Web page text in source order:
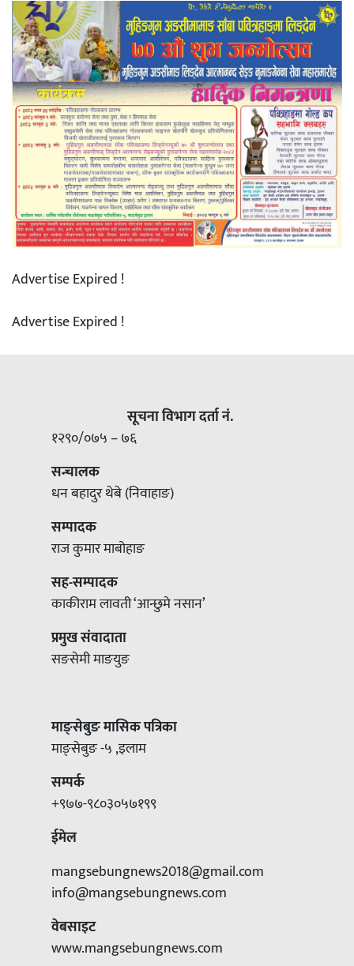
Advertise Expired !
Advertise Expired !
सूचना विभाग दर्ता नं.
१२९०/०७५ – ७६
सन्चालक
धन बहादुर थेबे (निवाहाङ)
सम्पादक
राज कुमार माबोहाङ
सह-सम्पादक
काकीराम लावती ‘आन्छुमे नसान’
प्रमुख संवादाता
सङसेमी माङयुङ
माङ्सेबुङ मासिक पत्रिका
माङ्सेबुङ -५ ,इलाम
सम्पर्क
+९७७-९८०३०५७१९९
ईमेल
mangsebungnews2018@gmail.com
info@mangsebungnews.com
वेबसाइट
www.mangsebungnews.com